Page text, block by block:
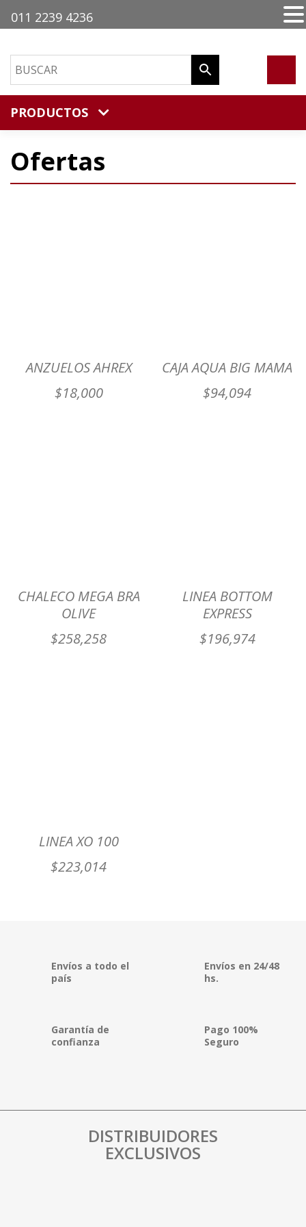
PRODUCTOS
Ofertas
ANZUELOS AHREX
$18,000
CAJA AQUA BIG MAMA
$94,094
CHALECO MEGA BRA
OLIVE
$258,258
LINEA BOTTOM
EXPRESS
$196,974
LINEA XO 100
$223,014
Envíos a todo el
país
Envíos en 24/48
hs.
Garantía de
confianza
Pago 100%
Seguro
DISTRIBUIDORES
EXCLUSIVOS
011 2239 4236